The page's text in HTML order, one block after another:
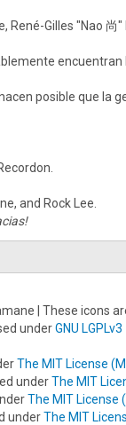
René-Gilles "Nao
posible que la
and Rock Lee.
| These icons
underGNU LGPLv3
The MIT License
underThe MIT
The MIT License
underThe MIT